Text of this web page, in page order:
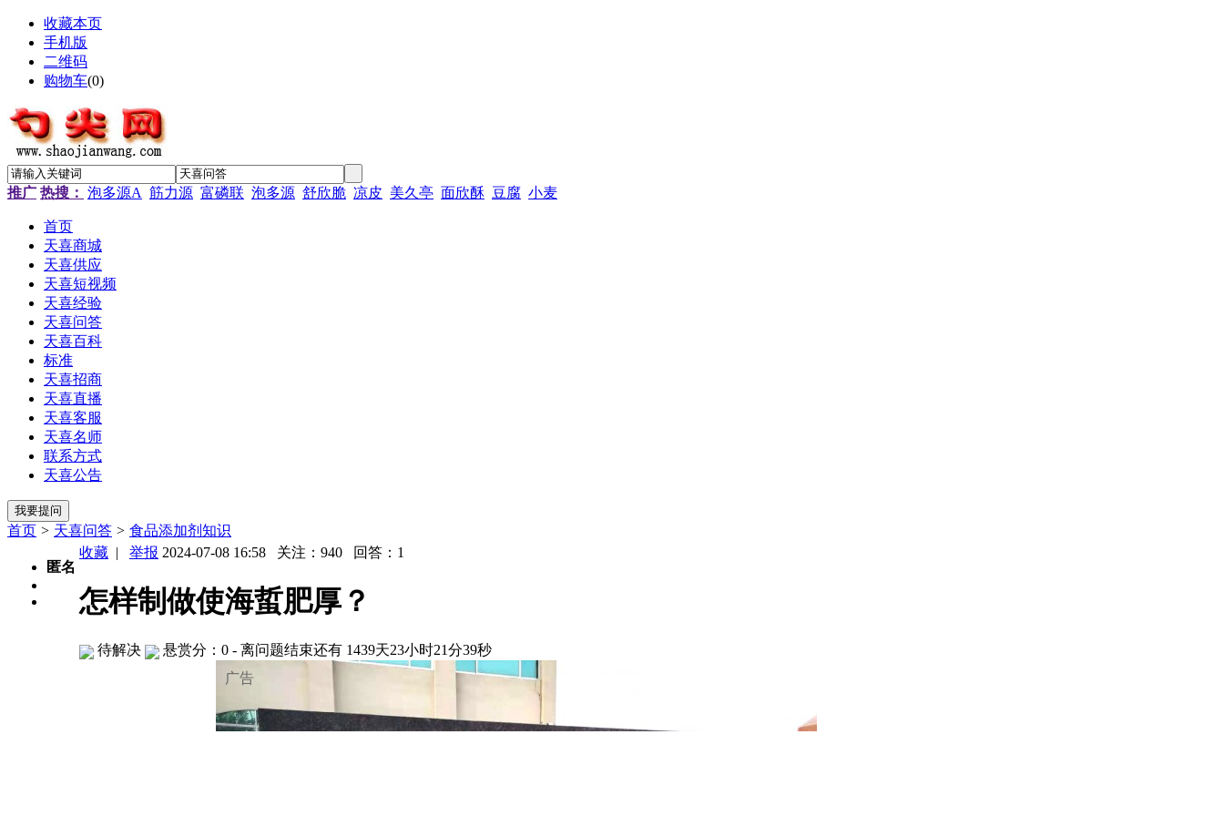
收藏本页
手机版
二维码
购物车(0)
推广 热搜： 泡多源A 筋力源 富磷联 泡多源 舒欣脆 凉皮 美久亭 面欣酥 豆腐 小麦
首页
天喜商城
天喜供应
天喜短视频
天喜经验
天喜问答
天喜百科
标准
天喜招商
天喜直播
天喜客服
天喜名师
联系方式
天喜公告
首页 > 天喜问答 > 食品添加剂知识
匿名
收藏 | 举报 2024-07-08 16:58 关注： 940 回答： 1
怎样制做使海蜇肥厚？
待解决 悬赏分：0 - 离问题结束还有 1439天23小时21分39秒
广告